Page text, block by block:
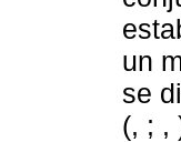
un
se
(, ; ,